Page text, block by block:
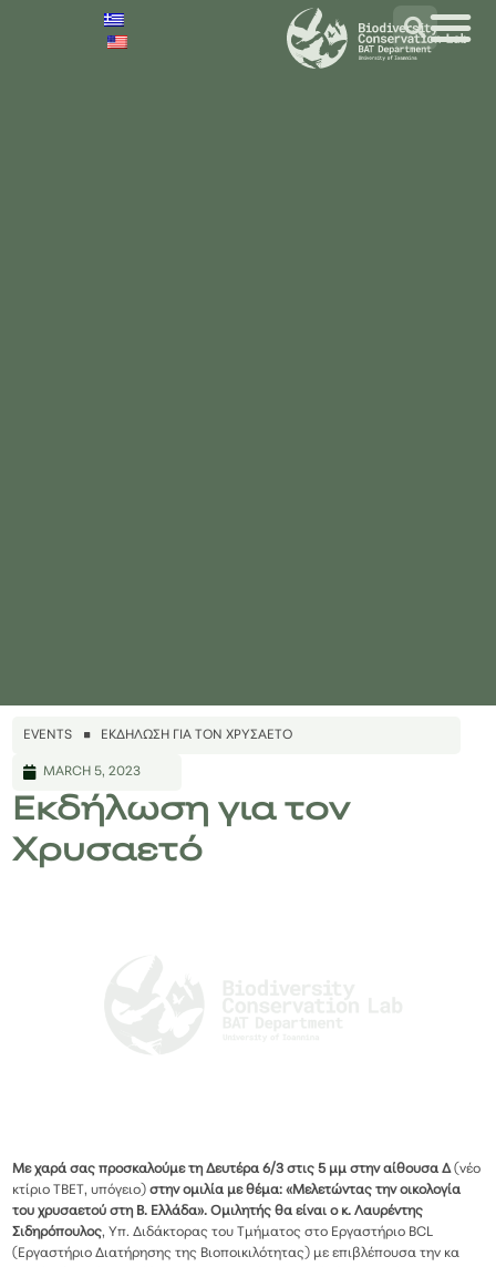
EVENTS ΕΚΔΉΛΩΣΗ ΓΙΑ ΤΟΝ ΧΡΥΣΑΕΤΌ
MARCH 5, 2023
Εκδήλωση για τον
Χρυσαετό
Με χαρά σας προσκαλούμετη Δευτέρα 6/3 στις 5 μμ στην αίθουσα Δ(νέο
κτίριο ΤΒΕΤ, υπόγειο)στην ομιλία με θέμα:«Μελετώντας την οικολογία
του χρυσαετού στη Β. Ελλάδα».Ομιλητής θα είναι ο κ.Λαυρέντης
Σιδηρόπουλος, Υπ. Διδάκτορας του Τμήματος στο Εργαστήριο BCL
(Εργαστήριο Διατήρησης της Βιοποικιλότητας) με επιβλέπουσα την κα